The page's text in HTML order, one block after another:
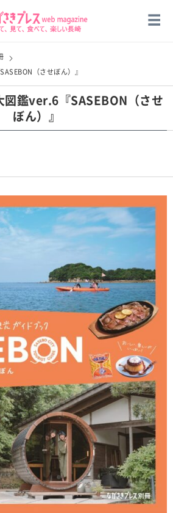
（させぼん）』
図鑑ver.6『SASEBON（させ
ぼん）』